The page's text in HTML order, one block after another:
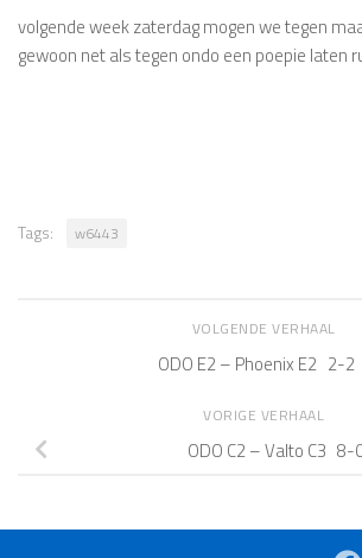
volgende week zaterdag mogen we tegen
gewoon net als tegen ondo een poepie laten
Tags: w6443
VOLGENDE VERHAAL
ODO E2 – Phoenix E2 2-2
VORIGE VERHAAL
ODO C2 – Valto C3 8-